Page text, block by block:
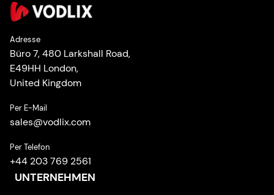
Adresse
Büro 7, 480 Larkshall Road,
E49HH London,
United Kingdom
Per E-Mail
sales@vodlix.com
Per Telefon
+44 203 769 2561
UNTERNEHMEN